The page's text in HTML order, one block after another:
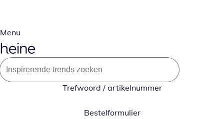
Menu
Trefwoord / artikelnummer
Bestelformulier